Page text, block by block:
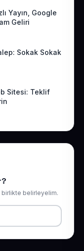
Yayın, Google
Geliri
Sokak Sokak
Sitesi: Teklif
birlikte belirleyelim.